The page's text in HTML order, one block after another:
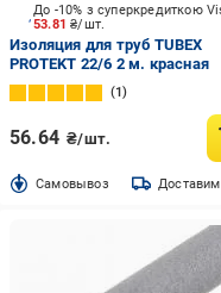
53.81₴/шт.
Изоляция для труб TUBEX
PROTEKT 22/6 2 м. красная
1
56.64 ₴/шт.
Cамовывоз Доставим